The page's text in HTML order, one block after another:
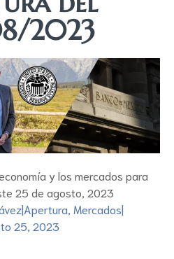
2023
y los mercados para
25 de agosto, 2023
|Apertura, Mercados|
25, 2023